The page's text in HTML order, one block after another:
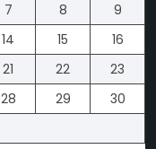
7 8
9
14 15
16
21 22
23
28 29
30